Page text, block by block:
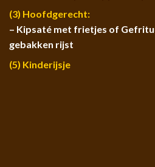
(3) Hoofdgerecht:
– Kipsaté met frietjes of
gebakken rijst
(5) Kinderijsje